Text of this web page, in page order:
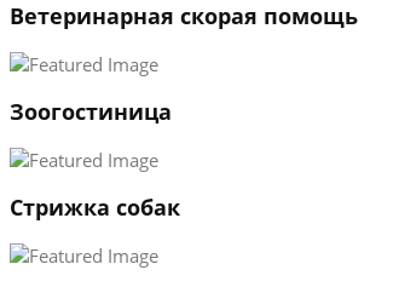
Ветеринарная скорая помощь
Зоогостиница
Стрижка собак